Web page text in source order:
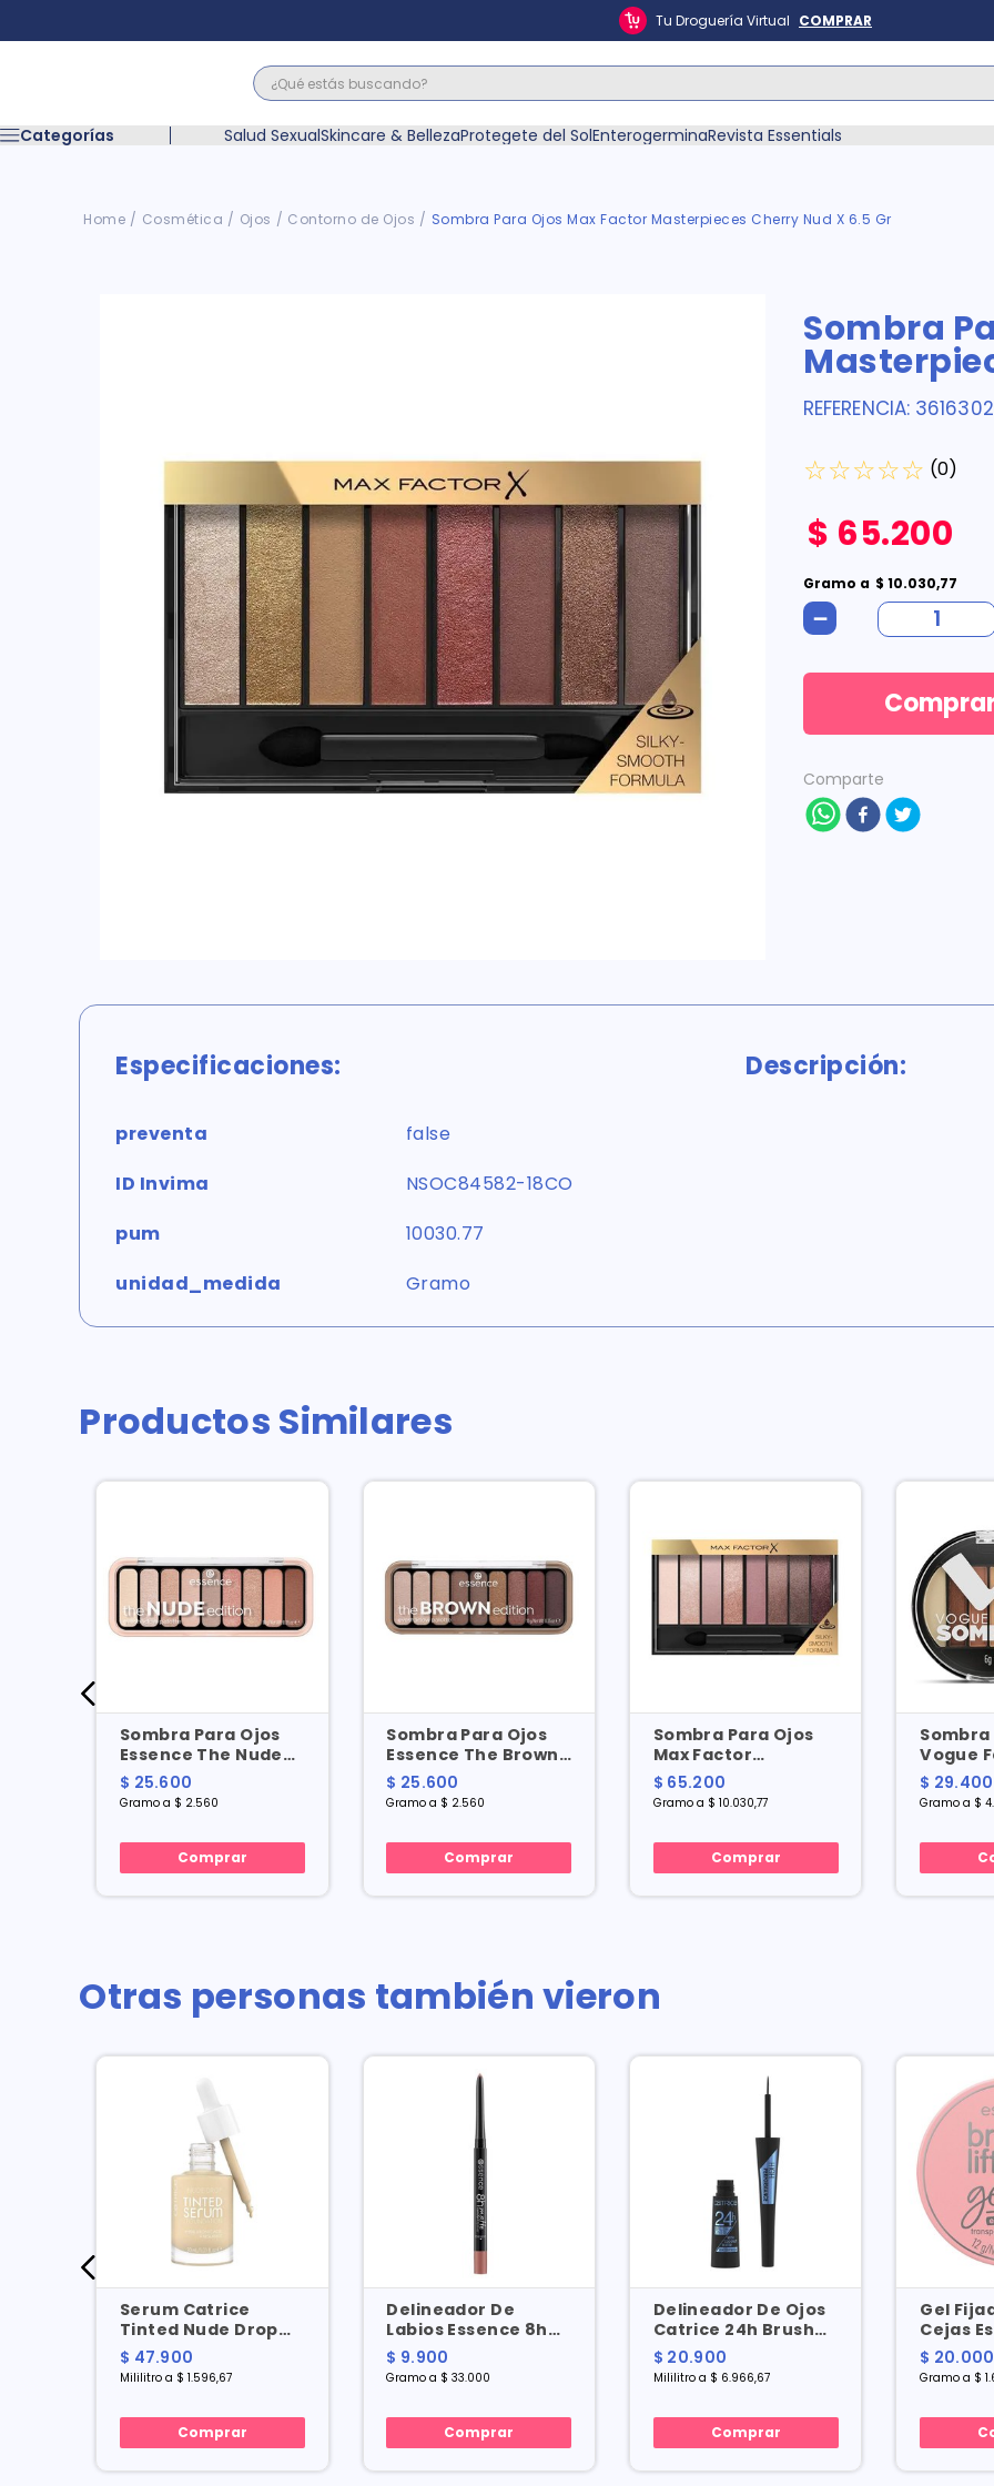
Tu Droguería Virtual COMPRAR
¿Qué estás buscando?
Categorías Salud SexualSkincare & BellezaProtegete del SolEnterogerminaRevista Essentials
Cosmética Ojos Contorno de Ojos Sombra Para Ojos Max Factor Masterpieces Cherry Nud X 6.5 Gr
Sombra
REFERENCIA:
☆☆☆☆☆ (0)
$ 65.200
Gramo a $ 10.030,77
－
Comparte
Especificaciones:
preventa
false
ID Invima
NSOC84582-18CO
pum
10030.77
unidad_medida
Gramo
Descripción:
Productos Similares
Sombra Para Ojos
Essence The Nude
Edition X 10 Gr
$ 25.600
Gramo a $ 2.560
Comprar
Sombra Para Ojos
Essence The Brown
Edition X 10 Gr
$ 25.600
Gramo a $ 2.560
Comprar
Sombra Para Ojos
Max Factor
Masterpieces Rose
X 6.5 Gr
$ 65.200
Gramo a $ 10.030,77
Comprar
Vogue
Match
$ 29.400
Gramo a $
Otras personas también vieron
Serum Catrice
Tinted Nude Drop
No.10 X 30 Ml
$ 47.900
Mililitro a $ 1.596,67
Comprar
Delineador De
Labios Essence 8h
Matte No. 4 X 0.3 Gr
$ 9.900
Gramo a $ 33.000
Comprar
Delineador De Ojos
Catrice 24h Brush
Liner High No. 10
Waterproof X 3 Ml
$ 20.900
Mililitro a $ 6.966,67
Comprar
Gel
Cejas
Lifting
$ 20.000
Gramo a $
Términos Más Buscados
marimer
mounjaro